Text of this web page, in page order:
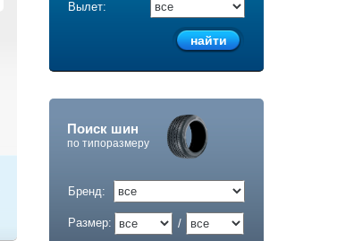
Вылет:
Поиск шин
по типоразмеру
Бренд:
Размер: /